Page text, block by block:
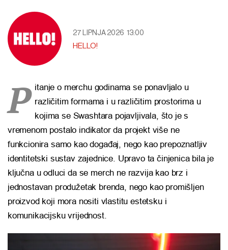
27 LIPNJA 2026 13:00
HELLO!
P itanje o merchu godinama se ponavljalo u
različitim formama i u različitim prostorima u
kojima se Swashtara pojavljivala, što je s
vremenom postalo indikator da projekt više ne
funkcionira samo kao događaj, nego kao prepoznatljiv
identitetski sustav zajednice. Upravo ta činjenica bila je
ključna u odluci da se merch ne razvija kao brz i
jednostavan produžetak brenda, nego kao promišljen
proizvod koji mora nositi vlastitu estetsku i
komunikacijsku vrijednost.